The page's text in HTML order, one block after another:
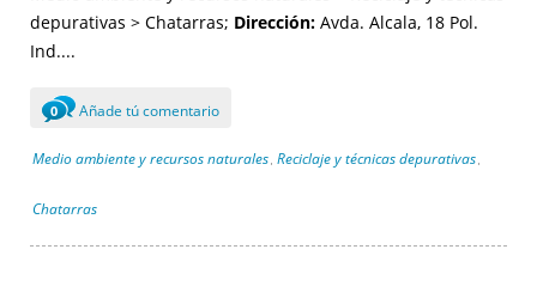
depurativas > Chatarras; Dirección: Avda. Alcala, 18 Pol.
Ind....
0 Añade tú comentario
Medio ambiente y recursos naturales , Reciclaje y técnicas depurativas ,
Chatarras